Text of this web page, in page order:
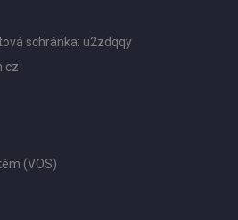
schránka: u2zdqqy
(VOS)